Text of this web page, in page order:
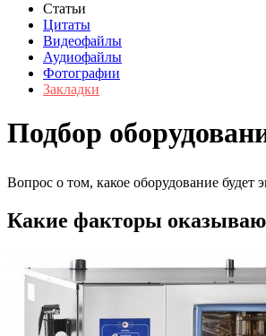
Статьи
Цитаты
Видеофайлы
Аудиофайлы
Фотографии
Закладки
Подбор
Вопрос о том, какое оборудование будет
Какие факторы